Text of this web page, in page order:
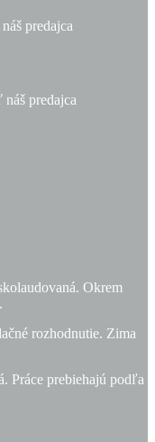
predajca
predajca
Okrem
rozhodnutie. Zima
Práce prebiehajú podľa